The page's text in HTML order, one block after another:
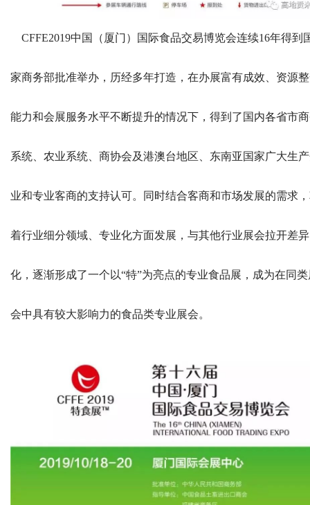
CFFE2019中国（厦门）国际食品交易博览会连续16年得到
家商务部批准举办，历经多年打造，在办展富有成效、资源
能力和会展服务水平不断提升的情况下，得到了国内各省市
系统、农业系统、商协会及港澳台地区、东南亚国家广大生
业和专业客商的支持认可。同时结合客商和市场发展的需求
着行业细分领域、专业化方面发展，与其他行业展会拉开差异
化，逐渐形成了一个以“特”为亮点的专业食品展，成为在同类
会中具有较大影响力的食品类专业展会。